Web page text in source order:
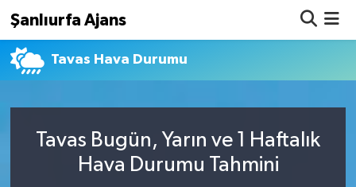
Şanlıurfa Ajans
Tavas Hava Durumu
Tavas Bugün, Yarın ve 1 Haftalık
Hava Durumu Tahmini
Nöbetçi Eczaneler
Namaz Vakitleri